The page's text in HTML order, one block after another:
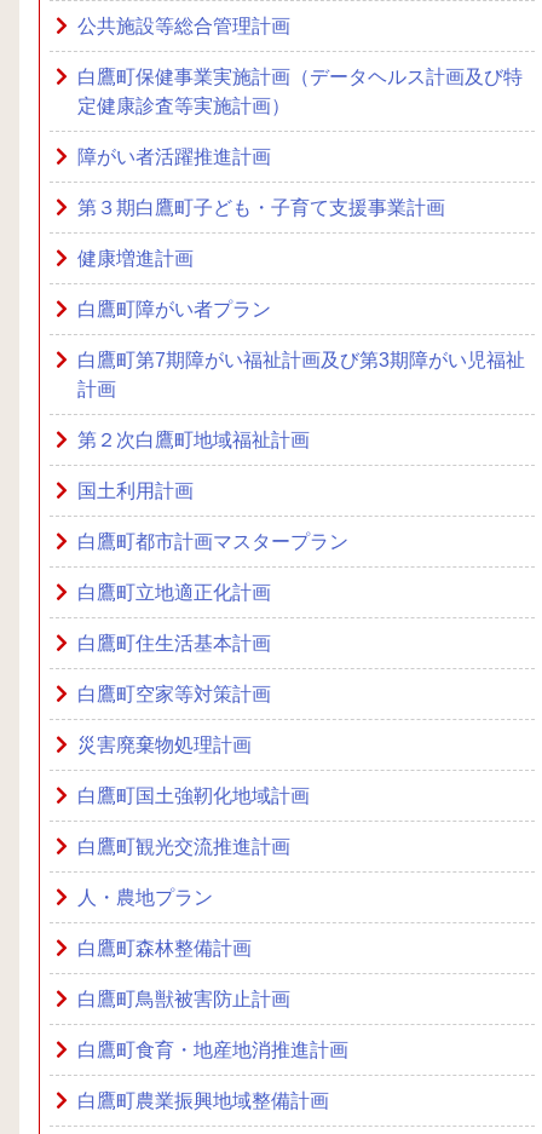
公共施設等総合管理計画
白鷹町保健事業実施計画（データヘルス計画及び特
定健康診査等実施計画）
障がい者活躍推進計画
第３期白鷹町子ども・子育て支援事業計画
健康増進計画
白鷹町障がい者プラン
白鷹町第7期障がい福祉計画及び第3期障がい児福祉
計画
第２次白鷹町地域福祉計画
国土利用計画
白鷹町都市計画マスタープラン
白鷹町立地適正化計画
白鷹町住生活基本計画
白鷹町空家等対策計画
災害廃棄物処理計画
白鷹町国土強靭化地域計画
白鷹町観光交流推進計画
人・農地プラン
白鷹町森林整備計画
白鷹町鳥獣被害防止計画
白鷹町食育・地産地消推進計画
白鷹町農業振興地域整備計画